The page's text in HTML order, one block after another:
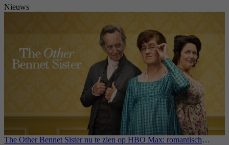
Nieuws
The Other Bennet Sister nu te zien op HBO Max: romantisch